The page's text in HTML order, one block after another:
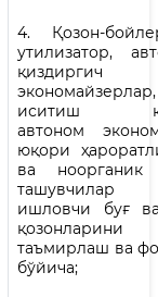
4. Қозон-
утилизатор,
иситиш
автоном
юқори
ва ноорганик
ишловчи буғ
қозонларини
таъмирлаш ва
бўйича;